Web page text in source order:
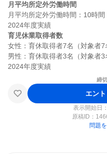
月平均所定外労働時間
月平均所定外労働時間：10時間
育児休業取得者数
女性：育休取得者7名（対象者7
男性：育休取得者3名（対象者3
締
エン
表示開始日
原稿ID：
問題